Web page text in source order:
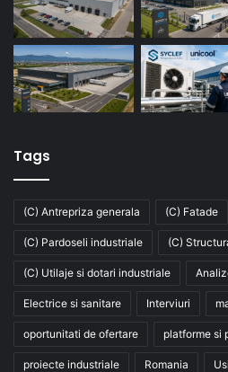
Tags
(C) Antrepriza generala (C) Fatade
(C) Pardoseli industriale (C)
(C) Utilaje si dotari industriale
Electrice si sanitare Interviuri
oportunitati de ofertare platforme si
proiecte industriale Romania